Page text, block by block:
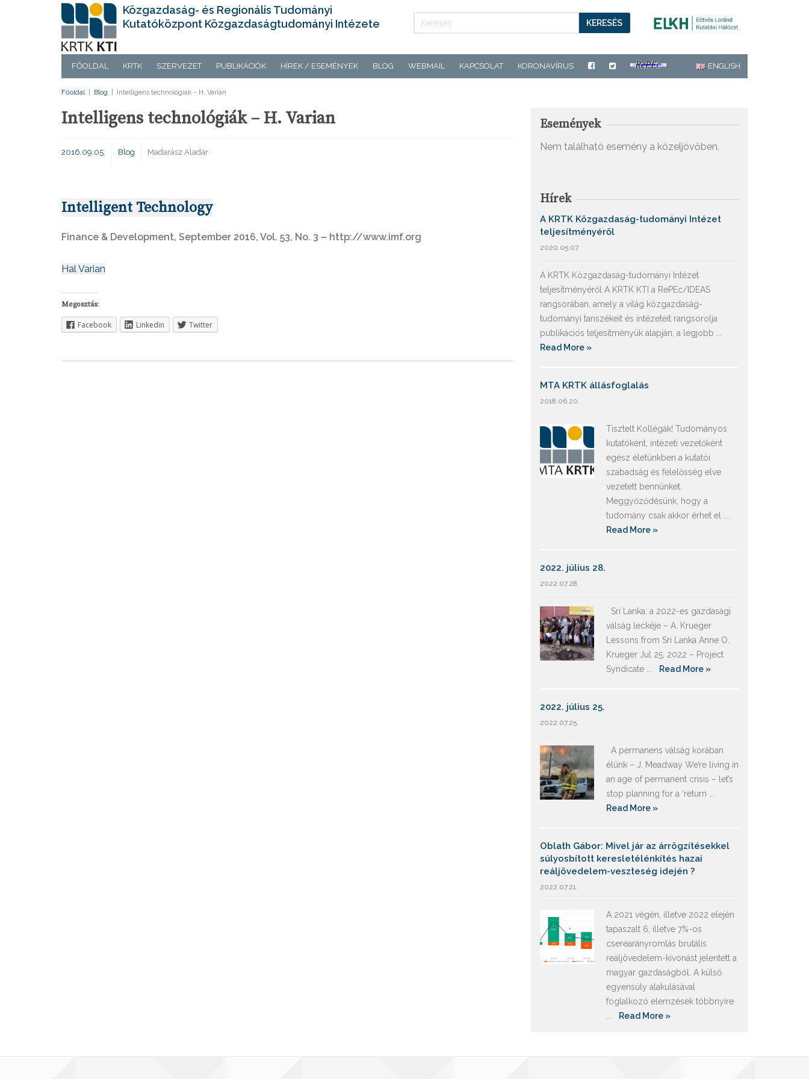
Közgazdaság- és Regionális Tudományi
Kutatóközpont Közgazdaságtudományi Intézete
KERESÉS
FŐOLDAL KRTK SZERVEZET PUBLIKÁCIÓK HÍREK / ESEMÉNYEK BLOG WEBMAIL KAPCSOLAT KORONAVÍRUS ENGLISH
Főoldal Blog Intelligens technológiák – H. Varian
Intelligens technológiák – H. Varian
2016.09.05. Blog Madarász Aladár
Intelligent Technology
Finance & Development, September 2016, Vol. 53, No. 3 – http://www.imf.org
Hal Varian
Megosztás:
Facebook Linkedin Twitter
Események
Nem található esemény a közeljövőben.
Hírek
A KRTK Közgazdaság-tudományi Intézet
teljesítményéről
2020.05.07.
A KRTK Közgazdaság-tudományi Intézet
teljesítményéről A KRTK KTI a RePEc/IDEAS
rangsorában, amely a világ közgazdaság-
tudományi tanszékeit és intézeteit rangsorolja
publikációs teljesítményük alapján, a legjobb ...
Read More »
MTA KRTK állásfoglalás
2018.06.20.
Tisztelt Kollégák! Tudományos
kutatóként, intézeti vezetőként
egész életünkben a kutatói
szabadság és felelősség elve
vezetett bennünket.
Meggyőződésünk, hogy a
tudomány csak akkor érhet el ...
Read More »
2022. július 28.
2022.07.28.
Srí Lanka: a 2022-es gazdasági
válság leckéje – A. Krueger
Lessons from Sri Lanka Anne O.
Krueger Jul 25, 2022 – Project
Syndicate ...
Read More »
2022. július 25.
2022.07.25.
A permanens válság korában
élünk – J. Meadway We’re living in
an age of permanent crisis – let’s
stop planning for a ‘return ...
Read More »
Oblath Gábor: Mivel jár az árrögzítésekkel
súlyosbított keresletélénkítés hazai
reáljövedelem-veszteség idején ?
2022.07.21.
A 2021 végén, illetve 2022 elején
tapaszalt 6, illetve 7%-os
cserearányromlás brutális
reáljövedelem-kivonást jelentett a
magyar gazdaságból. A külső
egyensúly alakulásával
foglalkozó elemzések többnyire
Read More »